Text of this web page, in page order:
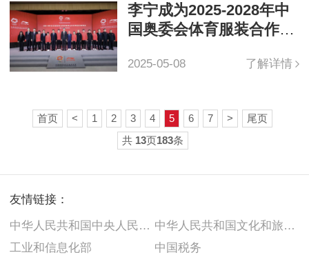
李宁成为2025-2028年中
国奥委会体育服装合作伙
2025-05-08 了解详情
首页 < 1 2 3 4 5 6 7 >
尾页
共 13页183条
友情链接：
中华人民共和国中央人民政府
工业和信息化部
中华人民共和国文化和旅游部
中国税务